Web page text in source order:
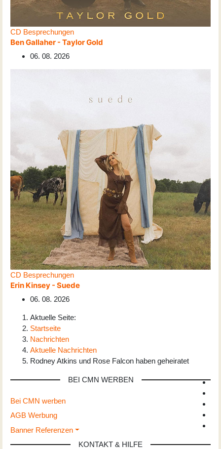
CD Besprechungen
Ben Gallaher - Taylor Gold
06. 08. 2026
CD Besprechungen
Erin Kinsey - Suede
06. 08. 2026
Aktuelle Seite:
Startseite
Nachrichten
Aktuelle Nachrichten
Rodney Atkins und Rose Falcon haben geheiratet
BEI CMN WERBEN
Bei CMN werben
AGB Werbung
Banner Referenzen
KONTAKT & HILFE